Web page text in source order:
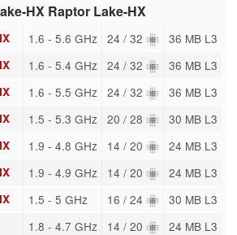
HX Raptor Lake-HX
1.6 - 5.6 GHz 24 / 32 36 MB L3
1.6 - 5.4 GHz 24 / 32 36 MB L3
1.6 - 5.5 GHz 24 / 32 36 MB L3
1.5 - 5.3 GHz 20 / 28 30 MB L3
1.9 - 4.8 GHz 14 / 20 24 MB L3
1.9 - 4.9 GHz 14 / 20 24 MB L3
1.5 - 5 GHz 16 / 24 30 MB L3
1.8 - 4.7 GHz 14 / 20 24 MB L3